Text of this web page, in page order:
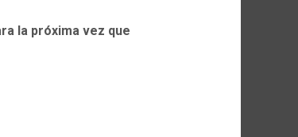
la próxima vez que